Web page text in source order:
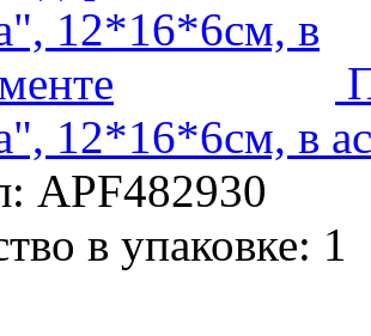
12*16*6см, в
APF482930
в упаковке: 1